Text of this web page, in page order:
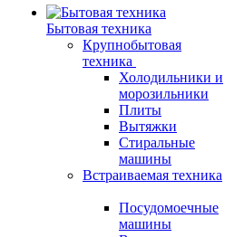
Бытовая техника
Крупнобытовая
техника
Холодильники и
морозильники
Плиты
Вытяжки
Стиральные
машины
Встраиваемая техника
Посудомоечные
машины